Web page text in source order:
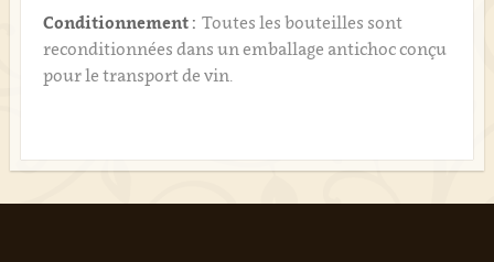
Conditionnement : Toutes les bouteilles sont
reconditionnées dans un emballage antichoc conçu
pour le transport de vin.